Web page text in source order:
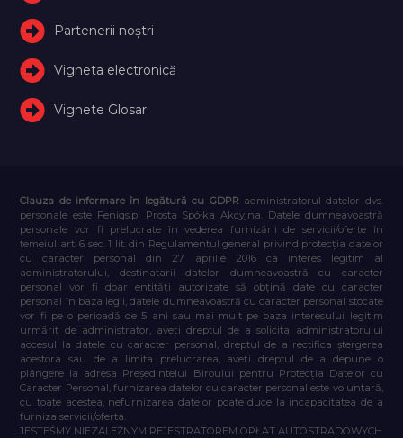
Partenerii noștri
Vigneta electronică
Vignete Glosar
Clauza de informare în legătură cu GDPR administratorul datelor dvs.
personale este Feniqs.pl Prosta Spółka Akcyjna. Datele dumneavoastră
personale vor fi prelucrate în vederea furnizării de servicii/oferte în
temeiul art. 6 sec. 1 lit. din Regulamentul general privind protecția datelor
cu caracter personal din 27 aprilie 2016 ca interes legitim al
administratorului, destinatarii datelor dumneavoastră cu caracter
personal vor fi doar entități autorizate să obțină date cu caracter
personal în baza legii, datele dumneavoastră cu caracter personal stocate
vor fi pe o perioadă de 5 ani sau mai mult pe baza interesului legitim
urmărit de administrator, aveți dreptul de a solicita administratorului
accesul la datele cu caracter personal, dreptul de a rectifica ștergerea
acestora sau de a limita prelucrarea, aveți dreptul de a depune o
plângere la adresa Președintelui Biroului pentru Protecția Datelor cu
Caracter Personal, furnizarea datelor cu caracter personal este voluntară,
cu toate acestea, nefurnizarea datelor poate duce la incapacitatea de a
furniza servicii/oferta.
JESTEŚMY NIEZALEŻNYM REJESTRATOREM OPŁAT AUTOSTRADOWYCH